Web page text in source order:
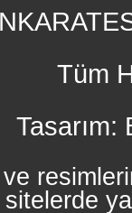
Tüm
Tasarım:
sitelerde